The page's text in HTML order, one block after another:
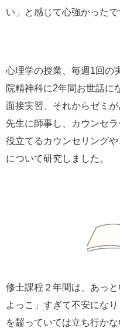
い」と感じて心強かったで
心理学の授業、毎週1回の
院精神科に2年間お世話に
面接実習、それからゼミ
先生に師事し、カウンセ
役立てるカウンセリング
について研究しました。
修士課程２年間は、あっ
よっこ」すぎて不安にな
を齧っていては立ち行か